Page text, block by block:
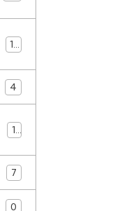
13
4
16
7
0